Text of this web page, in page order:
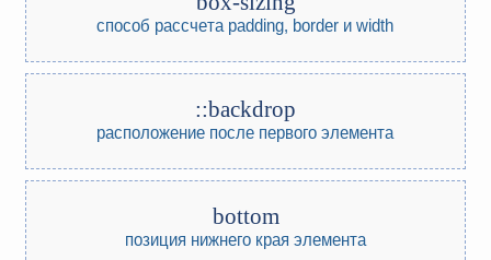
способ рассчета padding, border и width
::backdrop
расположение после первого элемента
bottom
позиция нижнего края элемента